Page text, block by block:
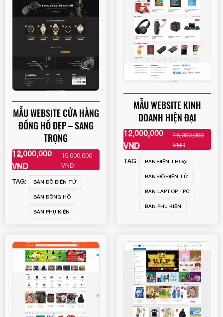
MẪU WEBSITE CỬA HÀNG
ĐỒNG HỒ ĐẸP – SANG
TRỌNG
12,000,000
VND
15,000,000
VND
XEM THÊM
TAG: BÁN ĐỒ ĐIỆN TỬ
BÁN ĐỒNG HỒ
BÁN PHỤ KIỆN
MẪU WEBSITE KINH
DOANH HIỆN ĐẠI
12,000,000
VND
15,000,000
VND
XEM THÊM
TAG: BÁN ĐIỆN THOẠI
BÁN ĐỒ ĐIỆN TỬ
BÁN LAPTOP - PC
BÁN PHỤ KIỆN